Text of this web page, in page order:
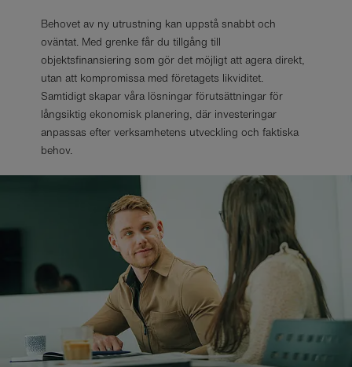
Behovet av ny utrustning kan uppstå snabbt och
oväntat. Med grenke får du tillgång till
objektsfinansiering som gör det möjligt att agera direkt,
utan att kompromissa med företagets likviditet.
Samtidigt skapar våra lösningar förutsättningar för
långsiktig ekonomisk planering, där investeringar
anpassas efter verksamhetens utveckling och faktiska
behov.